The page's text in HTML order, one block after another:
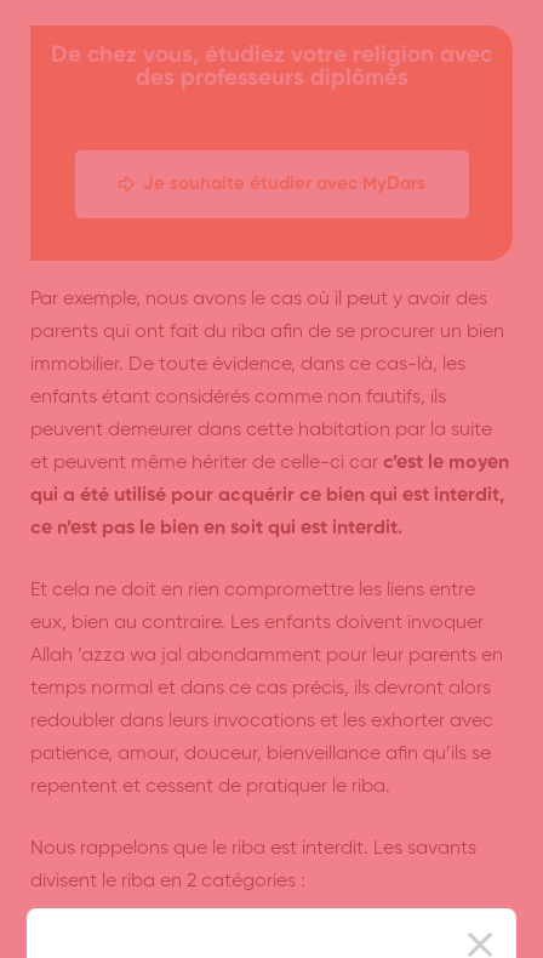
De chez vous, étudiez votre religion avec
des professeurs diplômés
Je souhaite étudier avec MyDars
Par exemple, nous avons le cas où il peut y avoir des
parents qui ont fait du riba afin de se procurer un bien
immobilier. De toute évidence, dans ce cas-là, les
enfants étant considérés comme non fautifs, ils
peuvent demeurer dans cette habitation par la suite
et peuvent même hériter de celle-ci car c’est le moyen
qui a été utilisé pour acquérir ce bien qui est interdit,
ce n’est pas le bien en soit qui est interdit.
Et cela ne doit en rien compromettre les liens entre
eux, bien au contraire. Les enfants doivent invoquer
Allah ‘azza wa jal abondamment pour leur parents en
temps normal et dans ce cas précis, ils devront alors
redoubler dans leurs invocations et les exhorter avec
patience, amour, douceur, bienveillance afin qu’ils se
repentent et cessent de pratiquer le riba.
Nous rappelons que le riba est interdit. Les savants
divisent le riba en 2 catégories :